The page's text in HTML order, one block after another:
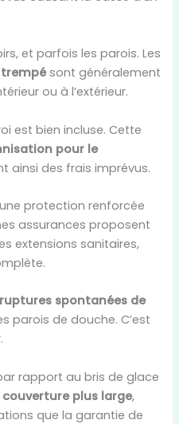
et parfois les parois. Les
trempésont généralement
ou à l’extérieur.
est bien incluse. Cette
pour le
ainsi des frais imprévus.
protection renforcée
assurances proposent
extensions sanitaires,
ruptures spontanées de
parois de douche. C’est
rapport au bris de glace
couverture plus large,
que la garantie de